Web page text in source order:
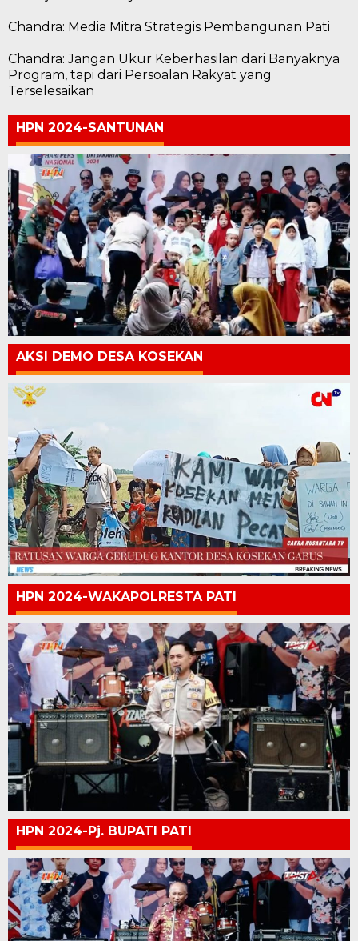
Chandra: Media Mitra Strategis Pembangunan Pati
Chandra: Jangan Ukur Keberhasilan dari Banyaknya
Program, tapi dari Persoalan Rakyat yang
Terselesaikan
HPN 2024-SANTUNAN
AKSI DEMO DESA KOSEKAN
HPN 2024-WAKAPOLRESTA PATI
HPN 2024-Pj. BUPATI PATI